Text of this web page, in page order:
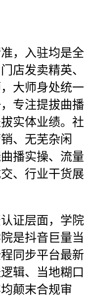
，入驻均是全
店发卖精英、
大师身处统一
专注提拔曲播
实体业绩。社
、无芜杂闲
播实操、流量
、行业干货展
证层面，学院
是抖音巨量当
同步平台最新
辑、当地糊口
颠末合规审